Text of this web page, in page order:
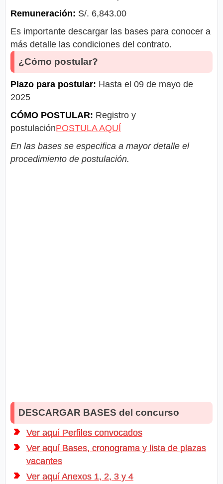
Remuneración: S/. 6,843.00
Es importante descargar las bases para conocer a
más detalle las condiciones del contrato.
¿Cómo postular?
Plazo para postular: Hasta el 09 de mayo de
2025
CÓMO POSTULAR: Registro y
postulaciónPOSTULA AQUÍ
En las bases se especifica a mayor detalle el
procedimiento de postulación.
DESCARGAR BASES del concurso
Ver aquí Perfiles convocados
Ver aquí Bases, cronograma y lista de plazas
vacantes
Ver aquí Anexos 1, 2, 3 y 4